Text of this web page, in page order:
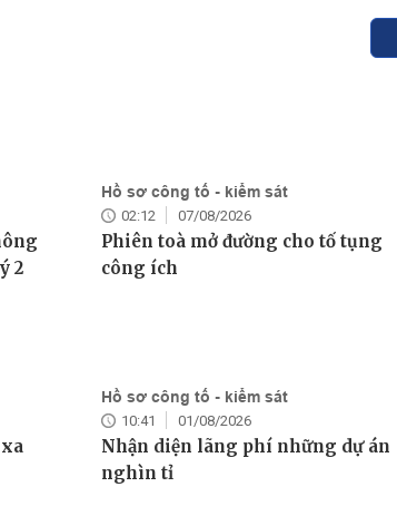
2
Hồ sơ công tố - kiểm sát
02:12 07/08/2026
Phiên toà mở đường cho tố tụng
công ích
Hồ sơ công tố - kiểm sát
10:41 01/08/2026
Nhận diện lãng phí những dự án
nghìn tỉ